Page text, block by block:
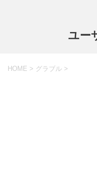
ユー
HOME > グラブル >